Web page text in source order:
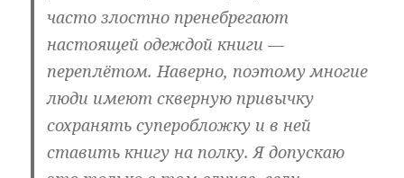
часто злостно пренебрегают
настоящей одеждой книги —
переплётом. Наверно, поэтому многие
люди имеют скверную привычку
сохранять суперобложку и в ней
ставить книгу на полку. Я допускаю